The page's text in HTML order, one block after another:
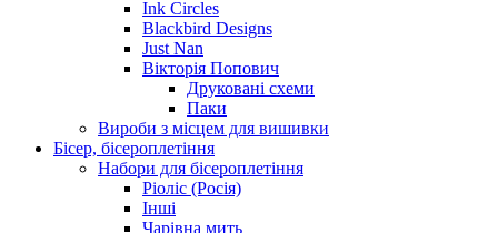
Ink Circles
Blackbird Designs
Just Nan
Вікторія Попович
Друковані схеми
Паки
Вироби з місцем для вишивки
Бісер, бісероплетіння
Набори для бісероплетіння
Ріоліс (Росія)
Інші
Чарівна мить